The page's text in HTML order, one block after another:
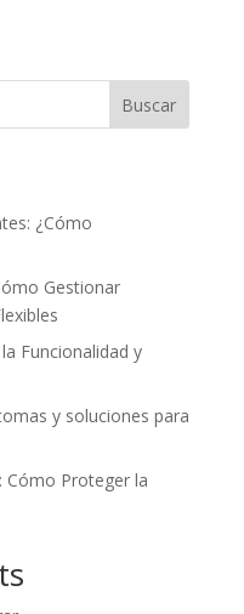
Buscar
¿Cómo
Gestionar
Funcionalidad y
y soluciones para
Cómo Proteger la